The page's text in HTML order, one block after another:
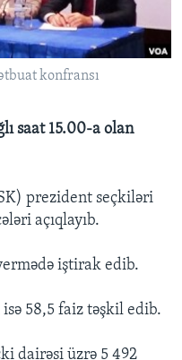
konfransı
saat 15.00-a olan
prezident seçkiləri
açıqlayıb.
iştirak edib.
isə 58,5 faiz təşkil edib.
dairəsi üzrə 5 492